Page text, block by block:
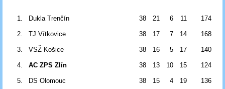
1. Dukla Trenčín 38 21 6 11 174
2. TJ Vítkovice 38 17 7 14 168
3. VSŽ Košice 38 16 5 17 140
4. AC ZPS Zlín 38 13 10 15 124
5. DS Olomouc 38 15 4 19 136